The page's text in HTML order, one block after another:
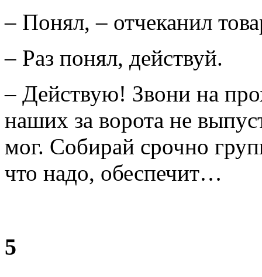
– Понял, – отчеканил
– Раз понял, действуй.
– Действую! Звони на
наших за ворота не
мог. Собирай срочно
что надо, обеспечит…
5